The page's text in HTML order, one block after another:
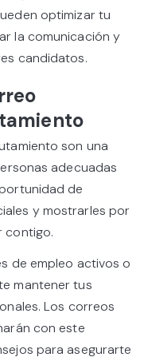
optimizar tu
la comunicación y
candidatos.
son una
adecuadas
de
y mostrarles por
contigo.
de empleo activos o
mantener tus
Los correos
con este
para asegurarte